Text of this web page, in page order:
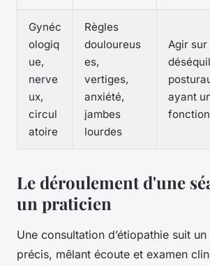
Gynéc
ologiq
ue,
nerve
ux,
circul
atoire
Règles
douloureus
es,
vertiges,
anxiété,
jambes
lourdes
Agir sur
ayant
Le déroulement d'une
un praticien
Une consultation d’étiopathie suit
précis, mêlant écoute et examen